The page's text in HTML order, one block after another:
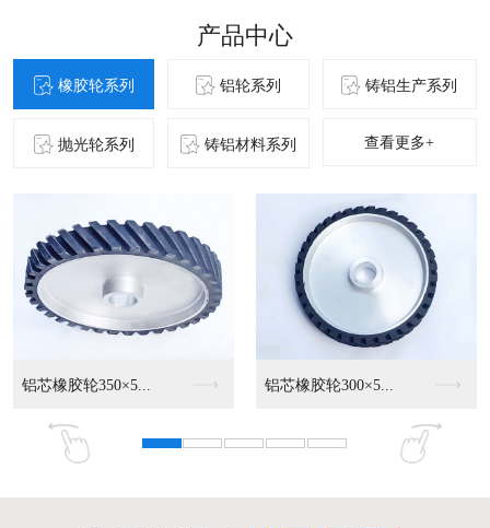
产品中心
橡胶轮系列 铝轮系列 铸铝生产系列
抛光轮系列 铸铝材料系列 查看更多+
橡胶轮350×5... 铝芯橡胶轮300×5... 铝芯